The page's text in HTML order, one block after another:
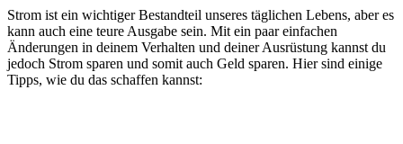
Strom ist ein wichtiger Bestandteil unseres täglichen Lebens, aber es
kann auch eine teure Ausgabe sein. Mit ein paar einfachen
Änderungen in deinem Verhalten und deiner Ausrüstung kannst du
jedoch Strom sparen und somit auch Geld sparen. Hier sind einige
Tipps, wie du das schaffen kannst: